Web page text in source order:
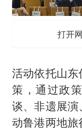
打开
活动依托山
策，通过政
谈、非遗展
动鲁港两地